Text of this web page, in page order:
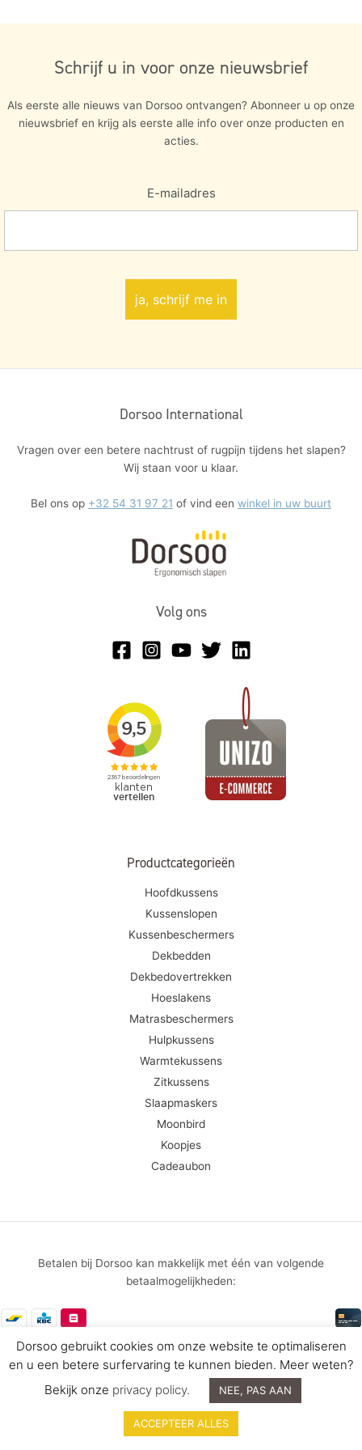
Schrijf u in voor onze nieuwsbrief
Als eerste alle nieuws van Dorsoo ontvangen? Abonneer u op onze
nieuwsbrief en krijg als eerste alle info over onze producten en
acties.
E-mailadres
Dorsoo International
Vragen over een betere nachtrust of rugpijn tijdens het slapen?
Wij staan voor u klaar.
Bel ons op +32 54 31 97 21 of vind een winkel in uw buurt
Volg ons
Productcategorieën
Hoofdkussens
Kussenslopen
Kussenbeschermers
Dekbedden
Dekbedovertrekken
Hoeslakens
Matrasbeschermers
Hulpkussens
Warmtekussens
Zitkussens
Slaapmaskers
Moonbird
Koopjes
Cadeaubon
Betalen bij Dorsoo kan makkelijk met één van volgende
betaalmogelijkheden:
Algemene Voorwaarden
Copyright © 2026 Dorsoo International bv - Ondernemingsnummer
BE 0475.165.683
Dorsoo gebruikt cookies om onze website te optimaliseren
en u een betere surfervaring te kunnen bieden. Meer weten?
Bekijk onze privacy policy. NEE, PAS AAN
ACCEPTEER ALLES